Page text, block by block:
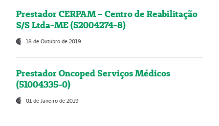
Prestador CERPAM – Centro de Reabilitação
S/S Ltda-ME (52004274-8)
18 de Outubro de 2019
Prestador Oncoped Serviços Médicos
(51004335-0)
01 de Janeiro de 2019